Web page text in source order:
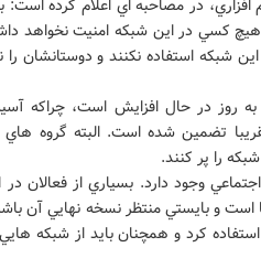
در مصاحبه اي اعلام کرده است:
کسي در اين شبکه امنيت نخواهد
شبکه استفاده نکنند و دوستانشان را
روز در حال افزايش است، چراکه
تضمين شده است. البته گروه هاي
را پر کنند.
وجود دارد. بسياري از فعالان در
و بايستي منتظر نسخه نهايي آن
کرد و همچنان بايد از شبکه